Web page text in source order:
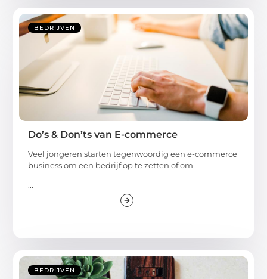
BEDRIJVEN
Do’s & Don’ts van E-commerce
Veel jongeren starten tegenwoordig een e-commerce
business om een bedrijf op te zetten of om
...
BEDRIJVEN